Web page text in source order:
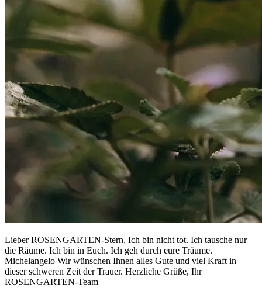
Lieber ROSENGARTEN-Stern, Ich bin nicht tot. Ich tausche nur
die Räume. Ich bin in Euch. Ich geh durch eure Träume.
Michelangelo Wir wünschen Ihnen alles Gute und viel Kraft in
dieser schweren Zeit der Trauer. Herzliche Grüße, Ihr
ROSENGARTEN-Team